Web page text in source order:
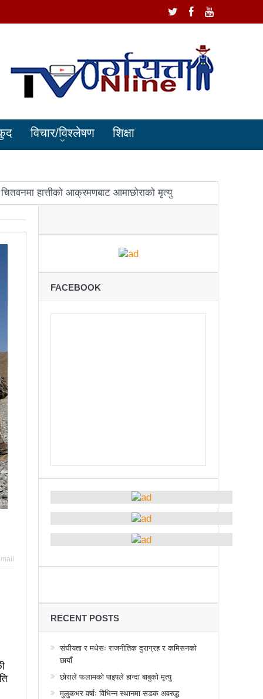
विचार/विश्लेषण शिक्षा
चितवनमा हात्तीको आक्रमणबाट आमाछोराको मृत्यु
बुझेर बाटो खुलाउन मन्त्री घिसिङको म्यासेज
– प्रेमविनोद नन्दन
जिलिङका पुडासैनी
लागि ३९२ साइकल यात्रीको सचेतनामूलक र्‍याली
मृत्यु
कर्फ्यु आदेश
वैचारिक, राजनीतिक कार्यशाला
साक्षरताको
३ वटा सूचीकरणबाट हटे
विद्युतिकरणको ब्रेकथ्रु
FACEBOOK
RECENT POSTS
संघीयता र मधेसः राजनीतिक दुराग्रह र कमिसनको
छायाँ
छोराले फलामको पाइपले हान्दा बाबुको मृत्यु
मुलुकभर वर्षाः विभिन्न स्थानमा सडक अवरुद्ध